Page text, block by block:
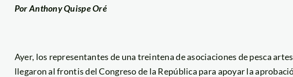
Por Anthony Quispe Oré
Ayer, los representantes de una treintena de asociaciones de pesca
llegaron al frontis del Congreso de la República para apoyar la